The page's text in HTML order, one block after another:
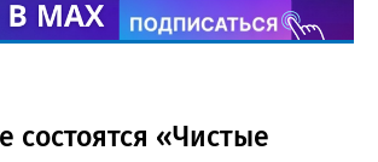
состоятся «Чистые